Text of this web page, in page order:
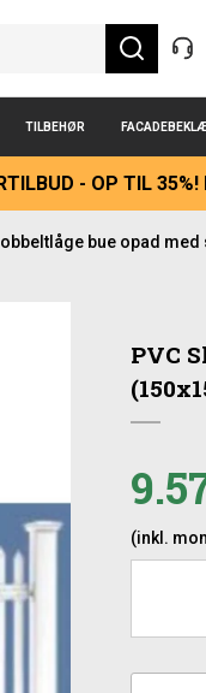
TILBEHØR
- OP TIL
bue opad
PVC
(inkl.